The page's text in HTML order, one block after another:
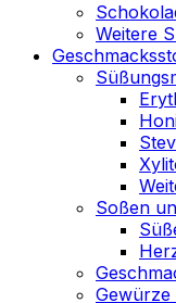
Weitere
Soßen
Gewürze